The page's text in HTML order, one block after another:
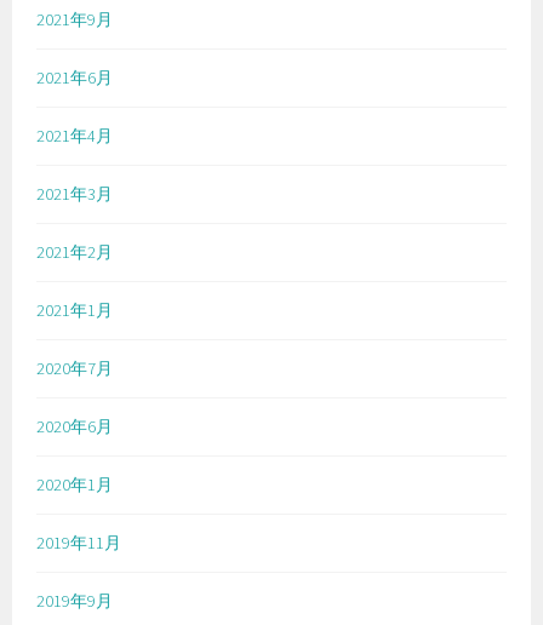
2021年9月
2021年6月
2021年4月
2021年3月
2021年2月
2021年1月
2020年7月
2020年6月
2020年1月
2019年11月
2019年9月